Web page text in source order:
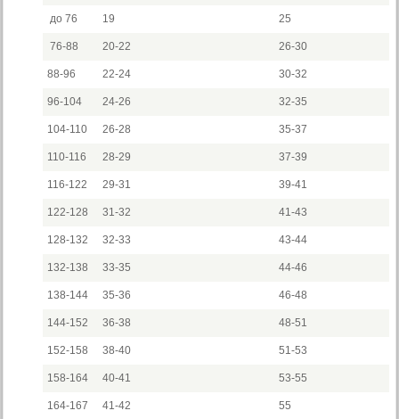
до 76 19 25
76-88 20-22 26-30
88-96 22-24 30-32
96-104 24-26 32-35
104-110 26-28 35-37
110-116 28-29 37-39
116-122 29-31 39-41
122-128 31-32 41-43
128-132 32-33 43-44
132-138 33-35 44-46
138-144 35-36 46-48
144-152 36-38 48-51
152-158 38-40 51-53
158-164 40-41 53-55
164-167 41-42 55